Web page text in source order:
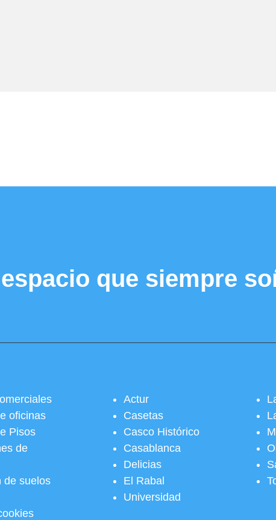
que siempre
oficinas
Pisos
de
de suelos
Actur
Casetas
Casco Histórico
Casablanca
Delicias
El Rabal
Universidad